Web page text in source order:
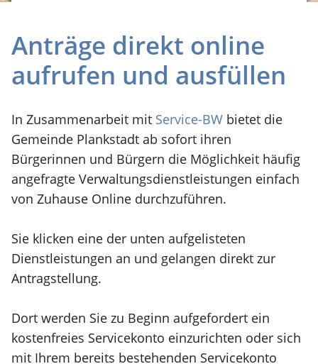
Anträge direkt online
aufrufen und ausfüllen
In Zusammenarbeit mit Service-BW bietet die
Gemeinde Plankstadt ab sofort ihren
Bürgerinnen und Bürgern die Möglichkeit häufig
angefragte Verwaltungsdienstleistungen einfach
von Zuhause Online durchzuführen.
Sie klicken eine der unten aufgelisteten
Dienstleistungen an und gelangen direkt zur
Antragstellung.
Dort werden Sie zu Beginn aufgefordert ein
kostenfreies Servicekonto einzurichten oder sich
mit Ihrem bereits bestehenden Servicekonto